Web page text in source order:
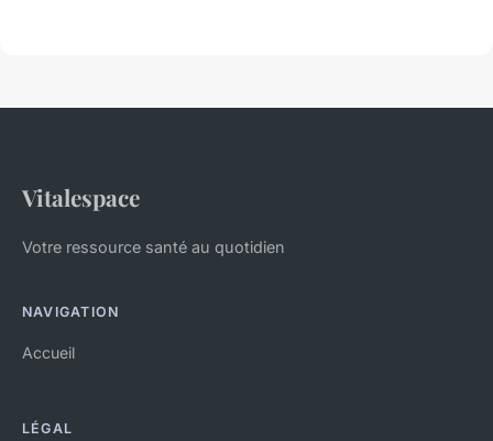
Vitalespace
Votre ressource santé au quotidien
NAVIGATION
Accueil
LÉGAL